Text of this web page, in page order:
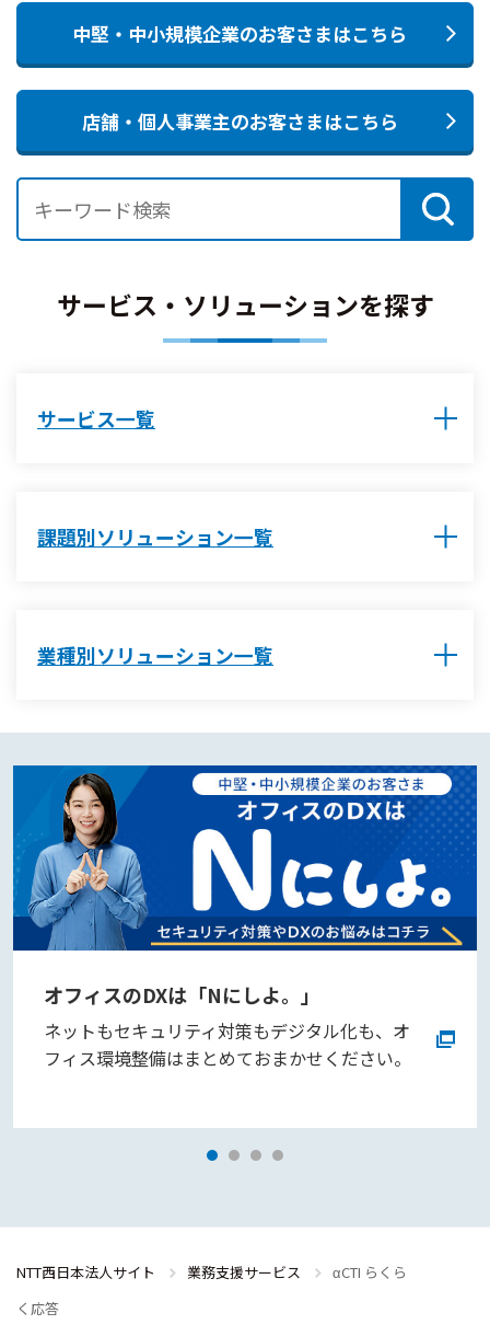
中堅・中小規模企業のお客さまはこちら
店舗・個人事業主のお客さまはこちら
サービス・ソリューションを探す
サービス一覧
課題別ソリューション一覧
業種別ソリューション一覧
オフィスのDXは「Nにしよ。」
ネットもセキュリティ対策もデジタル化も、オ
フィス環境整備はまとめておまかせください。
NTT西日本法人サイト 業務支援サービス
αCTI らくら
く応答